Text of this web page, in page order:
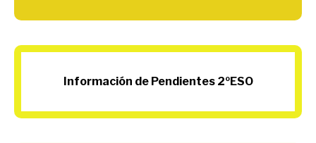
Información de Pendientes 2ºESO